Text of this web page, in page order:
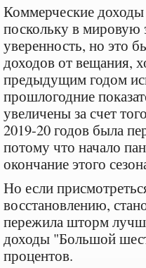
Коммерческие
поскольку в мировую
уверенность, но это
доходов от вещания,
предыдущим годом
прошлогодние
увеличены за счет
2019-20 годов была
потому что начало
окончание этого
Но если
восстановлению,
пережила шторм
доходы "Большой
процентов.